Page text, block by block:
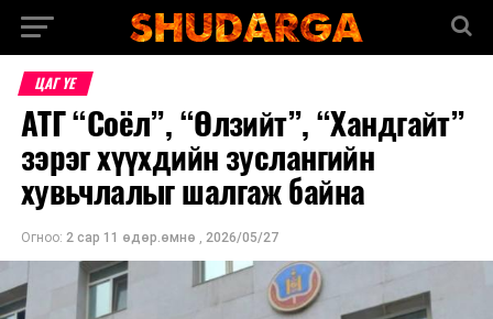
ЦАГ ҮЕ
АТГ “Соёл”, “Өлзийт”, “Хандгайт”
зэрэг хүүхдийн зуслангийн
хувьчлалыг шалгаж байна
Огноо: 2 сар 11 өдөр.өмнө , 2026/05/27